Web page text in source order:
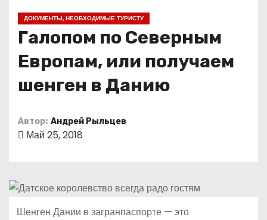
ДОКУМЕНТЫ, НЕОБХОДИМЫЕ ТУРИСТУ
Галопом по Северным
Европам, или получаем
шенген в Данию
Автор: Андрей Рыльцев
Май 25, 2018
Шенген Дании в загранпаспорте — это